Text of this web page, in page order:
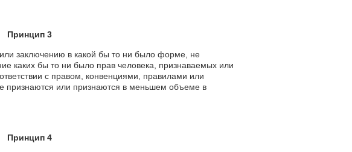
Принцип 3
заключению в какой бы то ни было форме, не
каких бы то ни было прав человека, признаваемых или
с правом, конвенциями, правилами или
признаются или признаются в меньшем объеме в
Принцип 4